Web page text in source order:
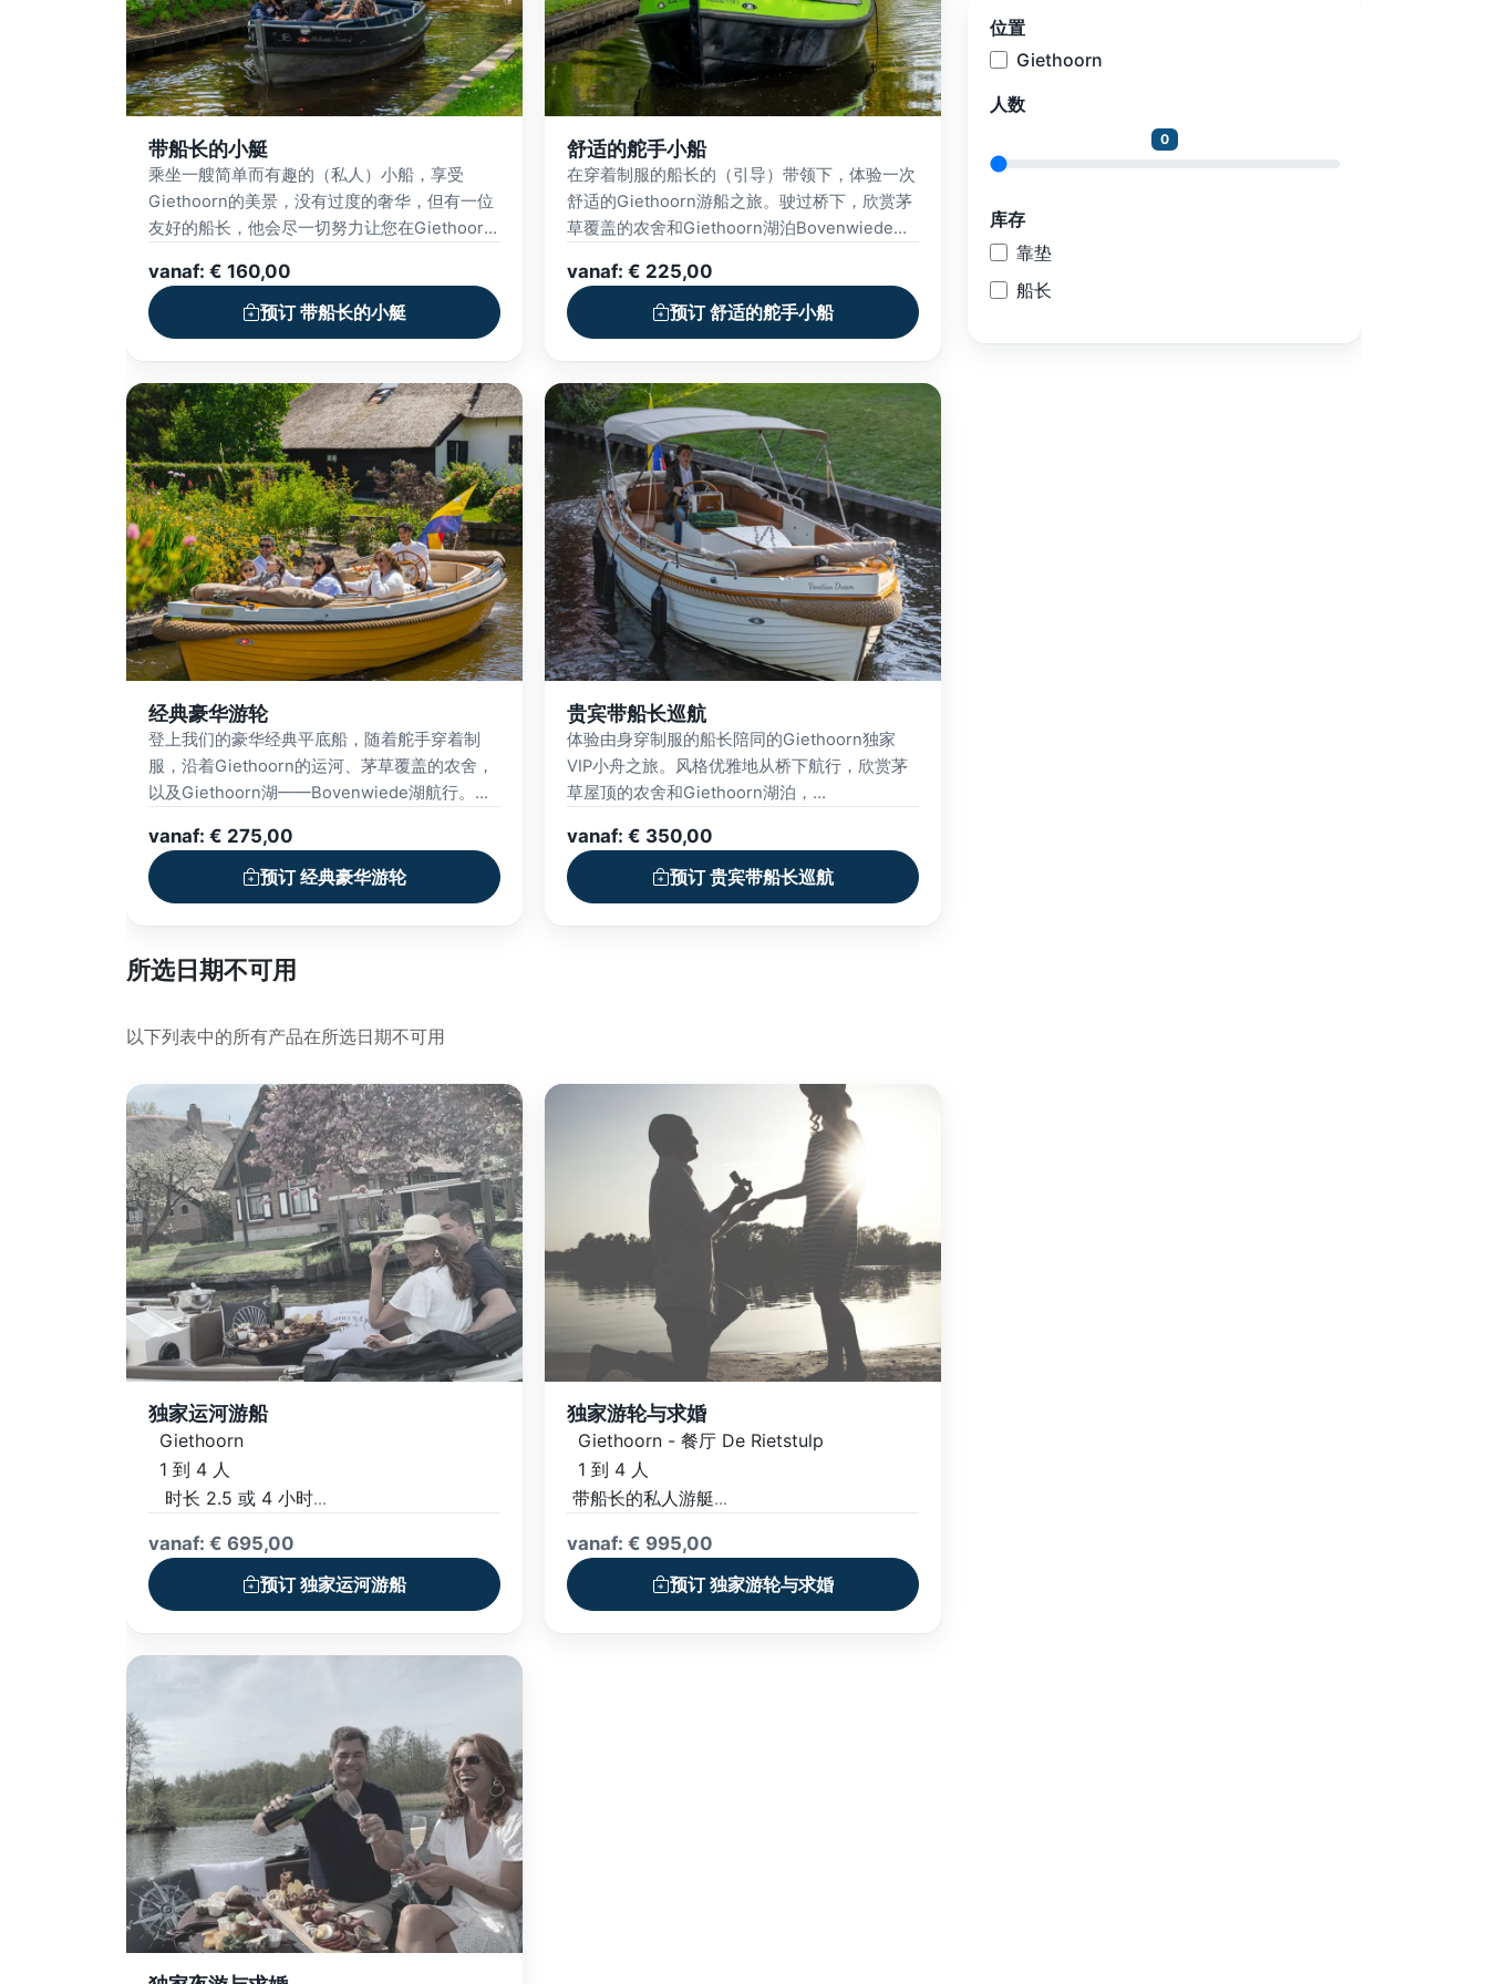
带船长的小艇
乘坐一艘简单而有趣的（私人）小船，享受
Giethoorn的美景，没有过度的奢华，但有一位
友好的船长，他会尽一切努力让您在Giethoorn
vanaf: € 160,00
预订 带船长的小艇
舒适的舵手小船
在穿着制服的船长的（引导）带领下，体验一次
舒适的Giethoorn游船之旅。驶过桥下，欣赏茅
草覆盖的农舍和Giethoorn湖泊Bovenwiede。
可以使用WiFi、收音机和蓝牙连接等设施。
vanaf: € 225,00
预订 舒适的舵手小船
经典豪华游轮
登上我们的豪华经典平底船，随着舵手穿着制
服，沿着Giethoorn的运河、茅草覆盖的农舍，
以及Giethoorn湖——Bovenwiede湖航行。放
关村庄的故事。体验Giethoorn的魅力。这次豪
华的平底船之旅将让你难以忘怀。
vanaf: € 275,00
预订 经典豪华游轮
贵宾带船长巡航
体验由身穿制服的船长陪同的Giethoorn独家
VIP小舟之旅。风格优雅地从桥下航行，欣赏茅
草屋顶的农舍和Giethoorn湖泊，
设计，配备宽敞的座位和精致的内饰。船上享有
高速WiFi、先进的音频技术和蓝牙连接等设施，
让您播放喜欢的音乐。
vanaf: € 350,00
预订 贵宾带船长巡航
所选日期不可用
以下列表中的所有产品在所选日期不可用
独家运河游船
Giethoorn
1 到 4 人
时长 2.5 或 4 小时
豪华小吃拼盘和新鲜果汁
vanaf: € 695,00
预订 独家运河游船
独家游轮与求婚
Giethoorn - 餐厅 De Rietstulp
1 到 4 人
带船长的私人游艇
豪华小吃拼盘和新鲜果汁
vanaf: € 995,00
预订 独家游轮与求婚
位置
Giethoorn
人数
0
库存
靠垫
船长